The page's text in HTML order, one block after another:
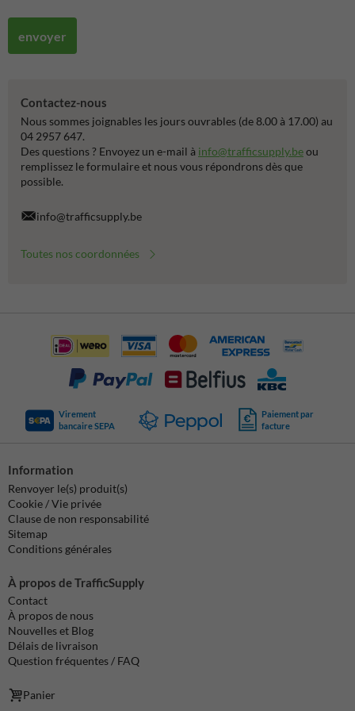
envoyer
Contactez-nous
Nous sommes joignables les jours ouvrables (de 8.00 à 17.00) au
04 2957 647.
Des questions ? Envoyez un e-mail à info@trafficsupply.beou
remplissez le formulaire et nous vous répondrons dès que
possible.
info@trafficsupply.be
Toutes nos coordonnées
Virement
bancaire SEPA
Paiement par
facture
Information
Renvoyer le(s) produit(s)
Cookie / Vie privée
Clause de non responsabilité
Sitemap
Conditions générales
À propos de TrafficSupply
Contact
À propos de nous
Nouvelles et Blog
Délais de livraison
Question fréquentes / FAQ
Panier